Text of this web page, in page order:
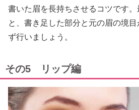
書いた眉を長持ちさせるコツです
と、書き足した部分と元の眉の境
ず行いましょう。
その5 リップ編